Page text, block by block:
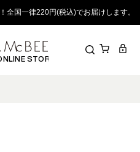
全国一律220円(税込)でお届けします。
STORE